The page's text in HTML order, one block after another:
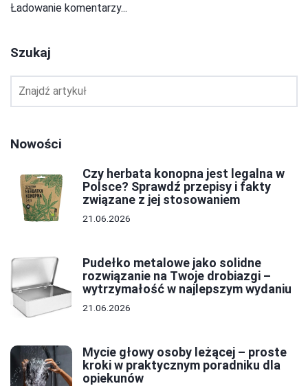
Ładowanie komentarzy...
Szukaj
Nowości
Czy herbata konopna jest legalna w
Polsce? Sprawdź przepisy i fakty
związane z jej stosowaniem
21.06.2026
Pudełko metalowe jako solidne
rozwiązanie na Twoje drobiazgi –
wytrzymałość w najlepszym wydaniu
21.06.2026
Mycie głowy osoby leżącej – proste
kroki w praktycznym poradniku dla
opiekunów